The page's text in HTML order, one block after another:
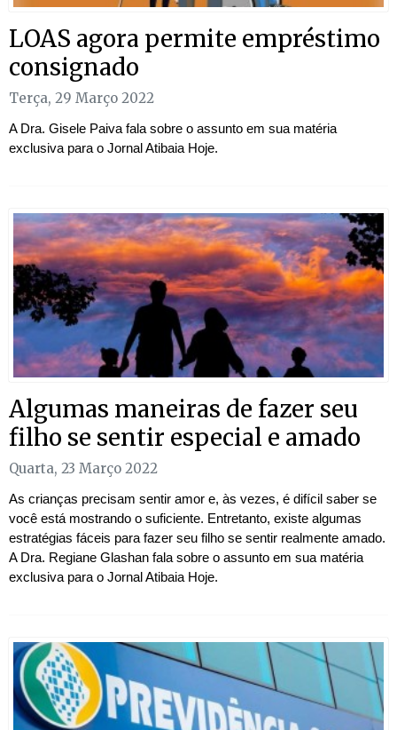
LOAS agora permite empréstimo
consignado
Terça, 29 Março 2022
A Dra. Gisele Paiva fala sobre o assunto em sua matéria
exclusiva para o Jornal Atibaia Hoje.
Algumas maneiras de fazer seu
filho se sentir especial e amado
Quarta, 23 Março 2022
As crianças precisam sentir amor e, às vezes, é difícil saber se
você está mostrando o suficiente. Entretanto, existe algumas
estratégias fáceis para fazer seu filho se sentir realmente amado.
A Dra. Regiane Glashan fala sobre o assunto em sua matéria
exclusiva para o Jornal Atibaia Hoje.